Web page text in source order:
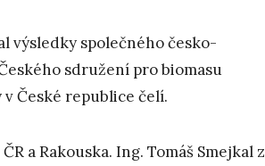
výsledky společného česko-
sdružení pro biomasu
České republice čelí.
a Rakouska. Ing. Tomáš Smejkal z